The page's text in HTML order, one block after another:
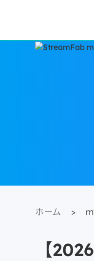
ホーム >
【